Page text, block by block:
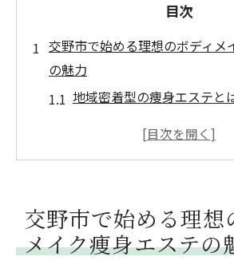
目次
交野市で始める理想のボディメ
の魅力
地域密着型の痩身エステと
痩身エステで期待できるボ
理想のボディを目指すため
交野市の痩身エステの口コ
交野市で始める理想
メイク痩身エステの